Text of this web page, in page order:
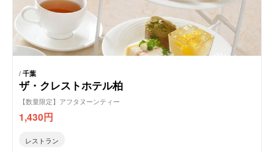
/千葉
ザ・クレストホテル柏
【数量限定】アフタヌーンティー
1,430円
レストラン